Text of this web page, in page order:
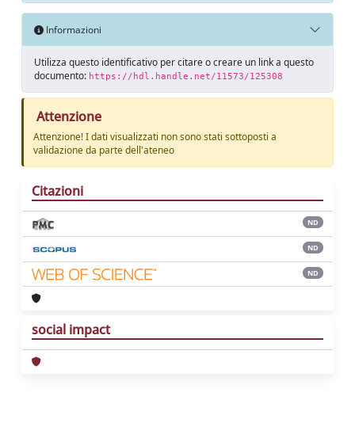
Informazioni
Utilizza questo identificativo per citare o creare un link a questo
documento: https://hdl.handle.net/11573/125308
Attenzione
Attenzione! I dati visualizzati non sono stati sottoposti a
validazione da parte dell'ateneo
Citazioni
ND
ND
ND
social impact